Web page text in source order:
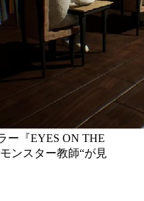
ー『EYES ON THE
ンスター教師“が見